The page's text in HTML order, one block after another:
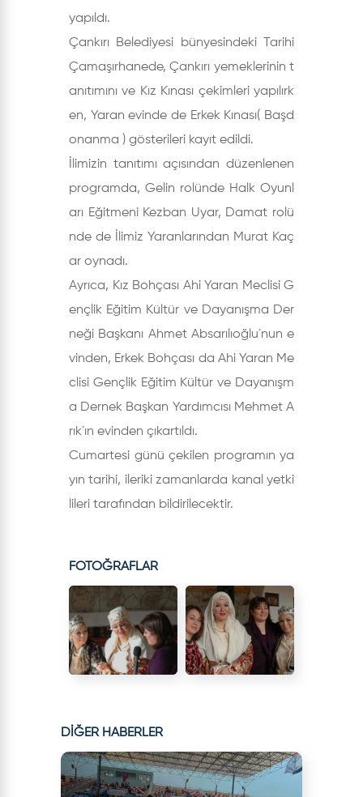
yapıldı.
Çankırı Belediyesi bünyesindeki Tarihi
Çamaşırhanede, Çankırı yemeklerinin t
anıtımını ve Kız Kınası çekimleri yapılırk
en, Yaran evinde de Erkek Kınası( Başd
onanma ) gösterileri kayıt edildi.
İlimizin tanıtımı açısından düzenlenen
programda, Gelin rolünde Halk Oyunl
arı Eğitmeni Kezban Uyar, Damat rolü
nde de İlimiz Yaranlarından Murat Kaç
ar oynadı.
Ayrıca, Kız Bohçası Ahi Yaran Meclisi G
ençlik Eğitim Kültür ve Dayanışma Der
neği Başkanı Ahmet Absarılıoğlu´nun e
vinden, Erkek Bohçası da Ahi Yaran Me
clisi Gençlik Eğitim Kültür ve Dayanışm
a Dernek Başkan Yardımcısı Mehmet A
rık´ın evinden çıkartıldı.
Cumartesi günü çekilen programın ya
yın tarihi, ileriki zamanlarda kanal yetki
lileri tarafından bildirilecektir.
FOTOĞRAFLAR
DİĞER HABERLER